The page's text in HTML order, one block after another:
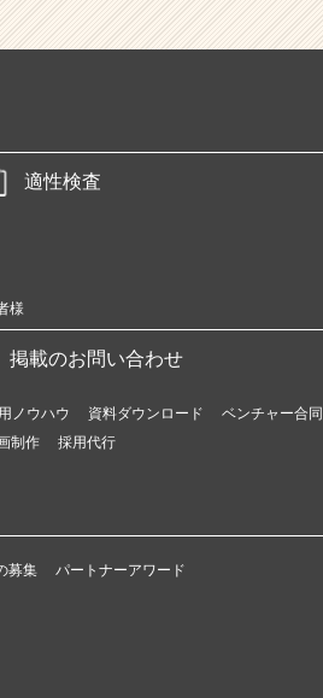
適性検査
様
掲載のお問い合わせ
ノウハウ 資料ダウンロード ベンチャー合
制作
採用代行
募集 パートナーアワード